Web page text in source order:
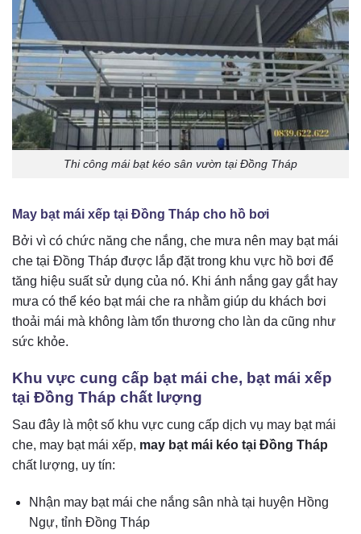
Thi công mái bạt kéo sân vườn tại Đồng Tháp
May bạt mái xếp tại Đồng Tháp cho hồ bơi
Bởi vì có chức năng che nắng, che mưa nên may bạt mái
che tại Đồng Tháp được lắp đặt trong khu vực hồ bơi để
tăng hiệu suất sử dụng của nó. Khi ánh nắng gay gắt hay
mưa có thể kéo bạt mái che ra nhằm giúp du khách bơi
thoải mái mà không làm tổn thương cho làn da cũng như
sức khỏe.
Khu vực cung cấp bạt mái che, bạt mái xếp
tại Đồng Tháp chất lượng
Sau đây là một số khu vực cung cấp dịch vụ may bạt mái
che, may bạt mái xếp, may bạt mái kéo tại Đồng Tháp
chất lượng, uy tín:
Nhận may bạt mái che nắng sân nhà tại huyện Hồng
Ngự, tỉnh Đồng Tháp